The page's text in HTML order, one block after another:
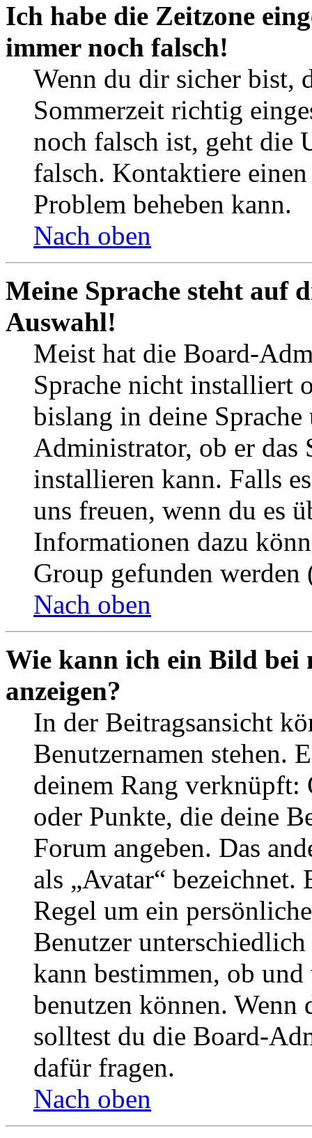
Ich habe die Zeitzone
immer noch falsch!
Wenn du dir sicher bist,
Sommerzeit richtig
noch falsch ist, geht die
falsch. Kontaktiere
Problem beheben kann.
Nach oben
Meine Sprache steht auf
Auswahl!
Meist hat die Board-
Sprache nicht installiert
bislang in deine
Administrator, ob er das
installieren kann. Falls
uns freuen, wenn du es
Informationen dazu
Group gefunden
Nach oben
Wie kann ich ein Bild bei
anzeigen?
In der Beitragsansicht
Benutzernamen stehen.
deinem Rang verknüpft:
oder Punkte, die deine
Forum angeben. Das
als „Avatar“
Regel um ein
Benutzer
kann bestimmen, ob
benutzen können. Wenn
solltest du die Board-
dafür fragen.
Nach oben